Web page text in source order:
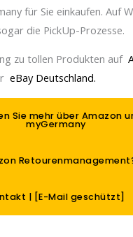
für Sie einkaufen. Auf
die PickUp-Prozesse.
zu tollen Produkten auf
eBay Deutschland.
Sie mehr über Amazon
myGermany
| [E-Mail geschützt]